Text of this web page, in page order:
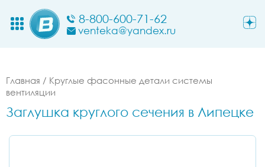
8-800-600-71-62
venteka@yandex.ru
Главная / Круглые фасонные детали системы
вентиляции
Заглушка круглого сечения в Липецке